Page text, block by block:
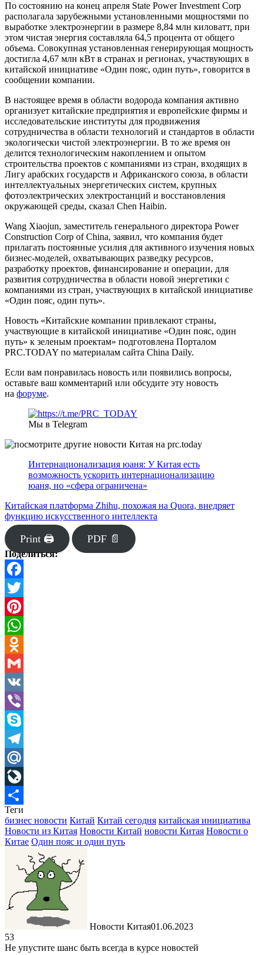
По состоянию на конец апреля State Power Investment Corp
располагала зарубежными установленными мощностями по
выработке электроэнергии в размере 8,84 млн киловатт, при
этом чистая энергия составляла 64,5 процента от общего
объема. Совокупная установленная генерирующая мощность
достигла 4,67 млн ​​кВт в странах и регионах, участвующих в
китайской инициативе «Один пояс, один путь», говорится в
сообщении компании.
В настоящее время в области водорода компания активно
организует китайские предприятия и европейские фирмы и
исследовательские институты для продвижения
сотрудничества в области технологий и стандартов в области
экологически чистой электроэнергии. В то же время он
делится технологическим накоплением и опытом
строительства проектов с компаниями из стран, входящих в
Лигу арабских государств и Африканского союза, в области
интеллектуальных энергетических систем, крупных
фотоэлектрических электростанций и восстановления
окружающей среды, сказал Chen Haibin.
Wang Xiaojun, заместитель генерального директора Power
Construction Corp of China, заявил, что компания будет
прилагать постоянные усилия для активного изучения новых
бизнес-моделей, охватывающих разведку ресурсов,
разработку проектов, финансирование и операции, для
развития сотрудничества в области новой энергетики с
компаниями из стран, участвующих в китайской инициативе
«Один пояс, один путь».
Новость «Китайские компании привлекают страны,
участвующие в китайской инициативе «Один пояс, один
путь» к зеленым проектам» подготовлена Порталом
PRC.TODAY по материалам сайта China Daily.
Если вам понравилась новость или появились вопросы,
оставьте ваш комментарий или обсудите эту новость
на форуме.
Мы в Telegram
Интернационализация юаня: У Китая есть
возможность ускорить интернационализацию
юаня, но «сфера ограничена»
Китайская платформа Zhihu, похожая на Quora, внедряет
функцию искусственного интеллекта
Print 🖨 PDF 📄
Поделиться:
Facebook
Twitter
Pinterest
WhatsApp
Odnoklassniki
Gmail
VK
Viber
Skype
Telegram
Mail.Ru
LiveJournal
Отправить
Теги
бизнес новости Китай Китай сегодня китайская инициатива
Новости из Китая Новости Китай новости Китая Новости о
Китае Один пояс и один путь
Новости Китая01.06.2023
53
Не упустите шанс быть всегда в курсе новостей